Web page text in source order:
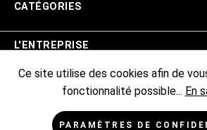
CATÉGORIES
L'ENTREPRISE
ASSISTANCE BOUTIQUE
INFORMATIONS
Ce site utilise des cookies afin de
fonctionnalité possible... En
PARAMÈTRES DE